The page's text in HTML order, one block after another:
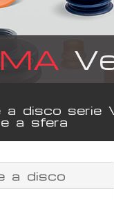
a disco serie
a sfera
a disco